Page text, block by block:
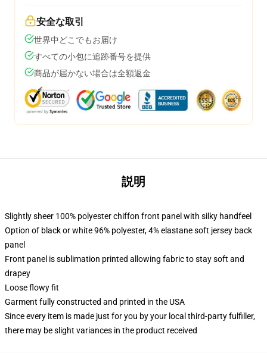
安全な取引
世界中どこでもお届け
すべての小包に追跡番号を提供
商品が届かない場合は全額返金
説明
Slightly sheer 100% polyester chiffon front panel with silky handfeel
Option of black or white 96% polyester, 4% elastane soft jersey back
panel
Front panel is sublimation printed allowing fabric to stay soft and
drapey
Loose flowy fit
Garment fully constructed and printed in the USA
Since every item is made just for you by your local third-party fulfiller,
there may be slight variances in the product received